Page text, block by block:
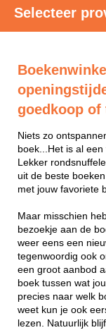
Selecteer
goedkoop of
Niets zo
boek...Het is al
Lekker
uit de beste
met jouw favoriete
Maar misschien
bezoekje aan de
weer eens een
tegenwoordig ook
een groot aanbod
boek tussen wat
precies naar welk
weet kun je ook
lezen. Natuurlijk